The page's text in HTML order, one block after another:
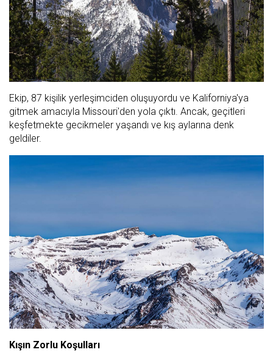
Ekip, 87 kişilik yerleşimciden oluşuyordu ve Kaliforniya'ya
gitmek amacıyla Missouri'den yola çıktı. Ancak, geçitleri
keşfetmekte gecikmeler yaşandı ve kış aylarına denk
geldiler.
Kışın Zorlu Koşulları